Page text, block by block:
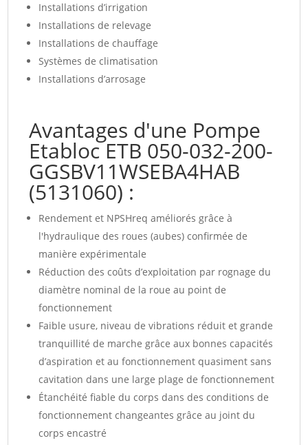
Installations d’irrigation
Installations de relevage
Installations de chauffage
Systèmes de climatisation
Installations d’arrosage
Avantages d'une Pompe
Etabloc ETB 050-032-200-
GGSBV11WSEBA4HAB
(5131060) :
Rendement et NPSHreq améliorés grâce à
l'hydraulique des roues (aubes) confirmée de
manière expérimentale
Réduction des coûts d’exploitation par rognage du
diamètre nominal de la roue au point de
fonctionnement
Faible usure, niveau de vibrations réduit et grande
tranquillité de marche grâce aux bonnes capacités
d’aspiration et au fonctionnement quasiment sans
cavitation dans une large plage de fonctionnement
Étanchéité fiable du corps dans des conditions de
fonctionnement changeantes grâce au joint du
corps encastré